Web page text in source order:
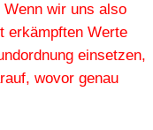
wir uns also
erkämpften Werte
einsetzen,
wovor genau